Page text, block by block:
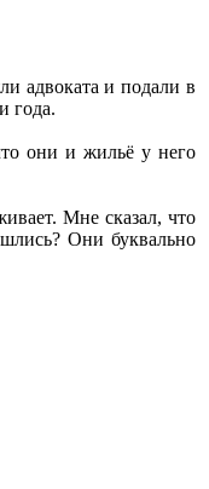
адвоката и подали в
года.
они и жильё у него
Мне сказал, что
Они буквально